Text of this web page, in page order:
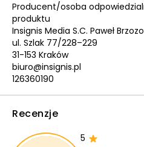
Producent/osoba
produktu
Insignis Media S.C. Paweł
ul. Szlak 77/228–229
31-153 Kraków
biuro@insignis.pl
126360190
Recenzje
5